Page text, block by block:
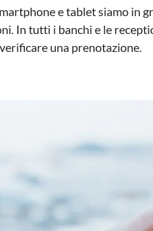
e tablet siamo in
In tutti i banchi e le
una prenotazione.